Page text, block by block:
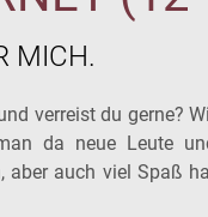
MICH.
verreist du gerne?
da neue Leute
aber auch viel Spaß